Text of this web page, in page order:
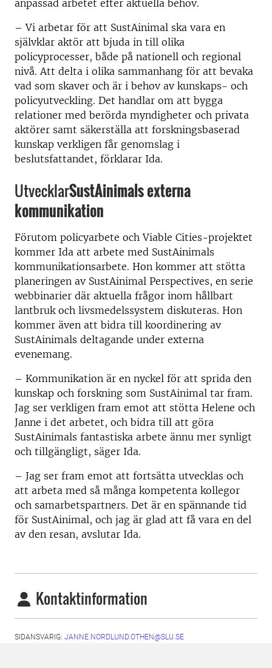
anpassad arbetet efter aktuella behov.
– Vi arbetar för att SustAinimal ska vara en
självklar aktör att bjuda in till olika
policyprocesser, både på nationell och regional
nivå. Att delta i olika sammanhang för att bevaka
vad som skaver och är i behov av kunskaps- och
policyutveckling. Det handlar om att bygga
relationer med berörda myndigheter och privata
aktörer samt säkerställa att forskningsbaserad
kunskap verkligen får genomslag i
beslutsfattandet, förklarar Ida.
UtvecklarSustAinimals externa
kommunikation
Förutom policyarbete och Viable Cities-projektet
kommer Ida att arbete med SustAinimals
kommunikationsarbete. Hon kommer att stötta
planeringen av SustAinimal Perspectives, en serie
webbinarier där aktuella frågor inom hållbart
lantbruk och livsmedelssystem diskuteras. Hon
kommer även att bidra till koordinering av
SustAinimals deltagande under externa
evenemang.
– Kommunikation är en nyckel för att sprida den
kunskap och forskning som SustAinimal tar fram.
Jag ser verkligen fram emot att stötta Helene och
Janne i det arbetet, och bidra till att göra
SustAinimals fantastiska arbete ännu mer synligt
och tillgängligt, säger Ida.
– Jag ser fram emot att fortsätta utvecklas och
att arbeta med så många kompetenta kollegor
och samarbetspartners. Det är en spännande tid
för SustAinimal, och jag är glad att få vara en del
av den resan, avslutar Ida.
Kontaktinformation
SIDANSVARIG: JANNE.NORDLUND.OTHEN@SLU.SE